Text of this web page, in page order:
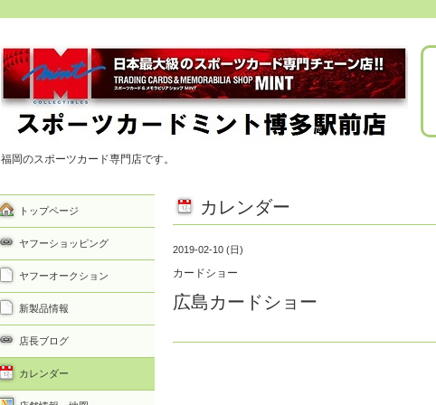
福岡のスポーツカード専門店です。
カレンダー
2019-02-10 (日)
カードショー
広島カードショー
トップページ
ヤフーショッピング
ヤフーオークション
新製品情報
店長ブログ
カレンダー